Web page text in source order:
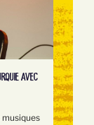
AVEC